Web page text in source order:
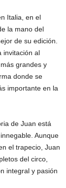
Italia, en el
la mano del
de su edición.
invitación al
grandes y
donde se
importante en la
de Juan está
Aunque
el trapecio, Juan
del circo,
integral y pasión